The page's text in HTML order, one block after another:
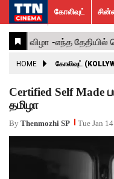
கோலிவுட்
சின்னத்திரை
பாலிவுட்
ஹாலிவுட்
அக்கம்
பக்கம்
ஸ்பெஷல்
ஸ்டோரீஸ்
விமர்சனம்
GALLERY
ACTRESS
ACTORS
MOVIESTILLS
EVENTS
VIDEOS
What’s
Hot
Trending
News
கோலிவுட்
HOME கோலிவுட்
Certified Self Made
தமிழா
By Thenmozhi SP Tue Jan